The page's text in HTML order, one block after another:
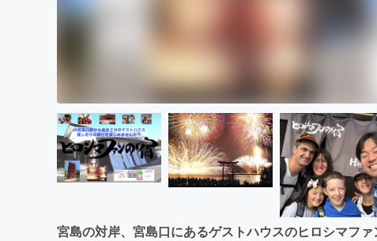
宮島の対岸、宮島口にあるゲストハウスのヒロシマフ